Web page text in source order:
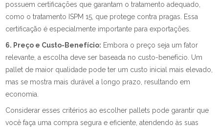
possuem certificações que garantam o tratamento adequado,
como o tratamento ISPM 15, que protege contra pragas. Essa
certificação é especialmente importante para exportações.
6. Preço e Custo-Benefício: Embora o preço seja um fator
relevante, a escolha deve ser baseada no custo-benefício. Um
pallet de maior qualidade pode ter um custo inicial mais elevado,
mas se mostra mais durável a longo prazo, resultando em
economia.
Considerar esses critérios ao escolher pallets pode garantir que
você faça uma compra segura e eficiente, atendendo às suas